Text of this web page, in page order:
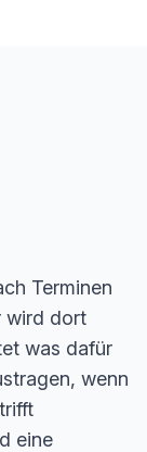
Terminen
wird dort
was dafür
wenn
eine